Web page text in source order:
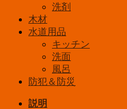
洗剤
木材
水道用品
キッチン
洗面
風呂
防犯＆防災
説明